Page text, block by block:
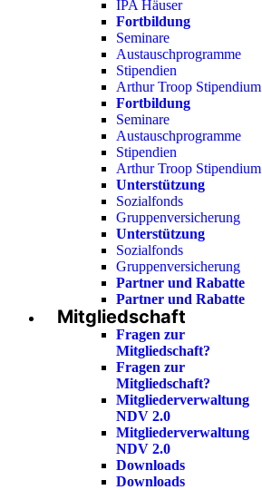
IPA Häuser
Fortbildung
Seminare
Austauschprogramme
Stipendien
Arthur Troop Stipendium
Fortbildung
Seminare
Austauschprogramme
Stipendien
Arthur Troop Stipendium
Unterstützung
Sozialfonds
Gruppenversicherung
Unterstützung
Sozialfonds
Gruppenversicherung
Partner und Rabatte
Partner und Rabatte
Mitgliedschaft
Fragen zur
Mitgliedschaft?
Fragen zur
Mitgliedschaft?
Mitgliederverwaltung
NDV 2.0
Mitgliederverwaltung
NDV 2.0
Downloads
Downloads